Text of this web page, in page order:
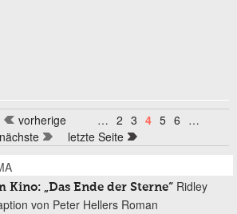
vorherige … 2 3 4 5 6 …
nächste
letzte Seite
Kino: „Das Ende der Sterne“ Ridley
von Peter Hellers Roman